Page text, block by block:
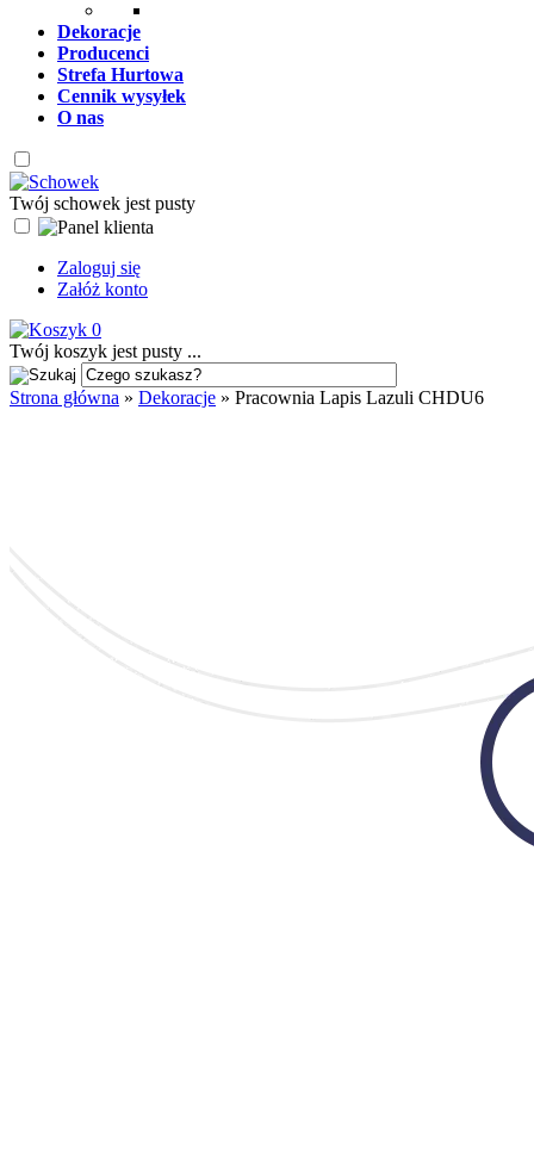
Dekoracje
Producenci
Strefa Hurtowa
Cennik wysyłek
O nas
Twój schowek jest pusty
Zaloguj się
Załóż konto
0
Twój koszyk jest pusty ...
Strona główna » Dekoracje » Pracownia Lapis Lazuli CHDU6